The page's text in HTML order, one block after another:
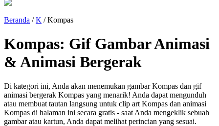
Beranda /K / Kompas
Kompas: Gif Gambar Animasi
& Animasi Bergerak
Di kategori ini, Anda akan menemukan gambar Kompas dan gif
animasi bergerak Kompas yang menarik! Anda dapat mengunduh
atau membuat tautan langsung untuk clip art Kompas dan animasi
Kompas di halaman ini secara gratis - saat Anda mengeklik sebuah
gambar atau kartun, Anda dapat melihat perincian yang sesuai.